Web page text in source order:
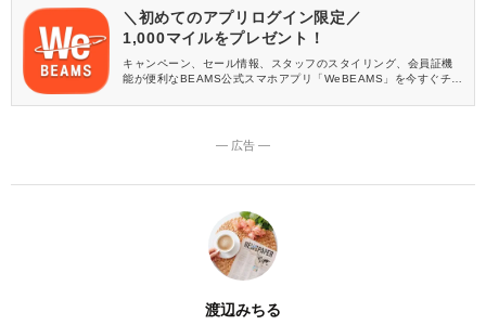
＼初めてのアプリログイン限定／
1,000マイルをプレゼント！
キャンペーン、セール情報、スタッフのスタイリング、会員証機
能が便利なBEAMS公式スマホアプリ「WeBEAMS」を今すぐチェ
― 広告 ―
渡辺みちる